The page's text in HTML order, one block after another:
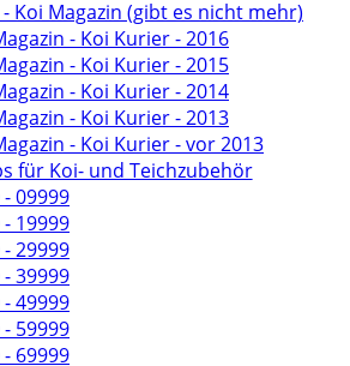
Koi Magazin (gibt es nicht mehr)
- Koi Kurier - 2016
- Koi Kurier - 2015
- Koi Kurier - 2014
- Koi Kurier - 2013
- Koi Kurier - vor 2013
für Koi- und Teichzubehör
- 09999
- 19999
- 29999
- 39999
- 49999
- 59999
- 69999